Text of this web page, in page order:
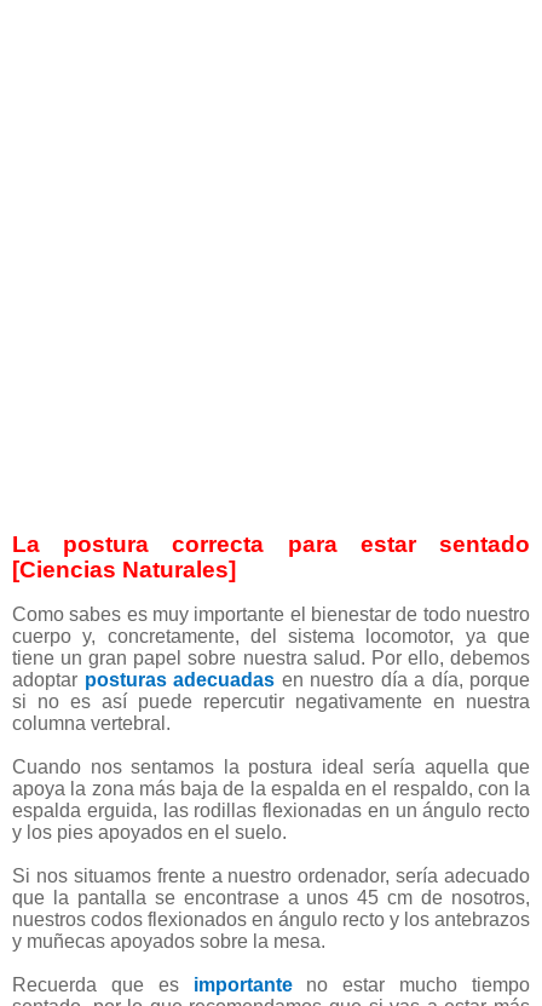
La postura correcta para estar sentado
[Ciencias Naturales]
Como sabes es muy importante el bienestar de todo nuestro
cuerpo y, concretamente, del sistema locomotor, ya que
tiene un gran papel sobre nuestra salud. Por ello, debemos
adoptar posturas adecuadas en nuestro día a día, porque
si no es así puede repercutir negativamente en nuestra
columna vertebral.
Cuando nos sentamos la postura ideal sería aquella que
apoya la zona más baja de la espalda en el respaldo, con la
espalda erguida, las rodillas flexionadas en un ángulo recto
y los pies apoyados en el suelo.
Si nos situamos frente a nuestro ordenador, sería adecuado
que la pantalla se encontrase a unos 45 cm de nosotros,
nuestros codos flexionados en ángulo recto y los antebrazos
y muñecas apoyados sobre la mesa.
Recuerda que es importanteno estar mucho tiempo